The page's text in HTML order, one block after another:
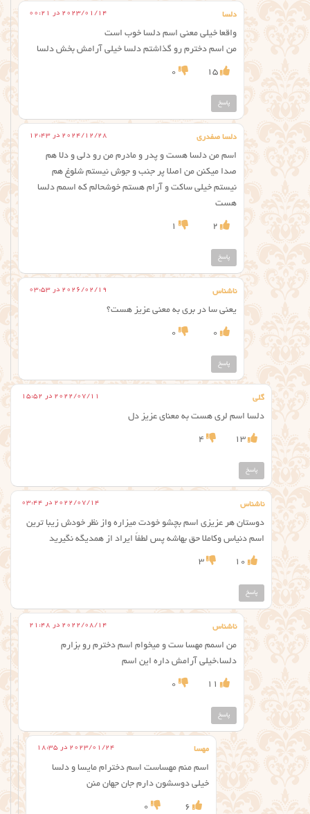
دلسا 2023/01/14 در 00:21
واقعا خیلی معنی اسم دلسا خوب است
من اسم دخترم رو گذاشتم دلسا خیلی آرامش بخش دلسا
15
0
پاسخ
دلسا صفدری 2024/12/28 در 12:43
اسم من دلسا هست و پدر و مادرم من رو دلی و دلا هم
صدا میکنن من اصلا پر جنب‌ و جوش نیستم شلوغ هم
نیستم خیلی ساکت و آرام هستم خوشحالم که اسمم دلسا
هست
2
1
پاسخ
ناشناس 2026/02/19 در 03:53
یعنی سا در بری به معنی عزیز هست؟
0
0
پاسخ
گلی 2022/07/11 در 15:52
دلسا اسم لری هست به معنای عزیز دل
13
4
پاسخ
ناشناس 2022/07/14 در 03:44
دوستان هر عزیزی اسم بچشو خودت میزاره واز نظر خودش زیبا ترین
اسم دنیاس وکاملا حق بهاشه پس لطفاً ایراد از همدیگه نگیرید
10
3
پاسخ
ناشناس 2022/08/14 در 21:48
من اسمم مهسا ست و میخوام اسم دخترم رو بزارم
دلسا،خیلی آرامش داره این اسم
11
0
پاسخ
مهسا 2023/01/24 در 18:35
اسم منم مهساست اسم دخترام مایسا و دلسا
خیلی دوسشون دارم جان جهان منن
6
0